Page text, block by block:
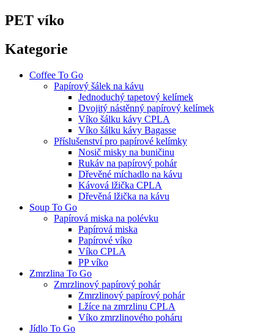
PET víko
Kategorie
Coffee To Go
Papírový šálek na kávu
Jednoduchý tapetový kelímek
Dvojitý nástěnný papírový kelímek
Víko šálku kávy CPLA
Víko šálku kávy Bagasse
Příslušenství pro papírové kelímky
Nosič misky na buničinu
Rukáv na papírový pohár
Dřevěné míchadlo na kávu
Kávová lžička CPLA
Dřevěná lžička na kávu
Soup To Go
Papírová miska na polévku
Papírová miska
Papírové víko
Víko CPLA
PP víko
Zmrzlina To Go
Zmrzlinový papírový pohár
Zmrzlinový papírový pohár
Lžíce na zmrzlinu CPLA
Víko zmrzlinového poháru
Jídlo To Go